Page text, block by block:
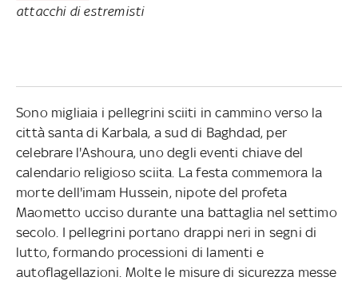
attacchi di estremisti
Sono migliaia i pellegrini sciiti in cammino verso la
città santa di Karbala, a sud di Baghdad, per
celebrare l'Ashoura, uno degli eventi chiave del
calendario religioso sciita. La festa commemora la
morte dell'imam Hussein, nipote del profeta
Maometto ucciso durante una battaglia nel settimo
secolo. I pellegrini portano drappi neri in segni di
lutto, formando processioni di lamenti e
autoflagellazioni. Molte le misure di sicurezza messe